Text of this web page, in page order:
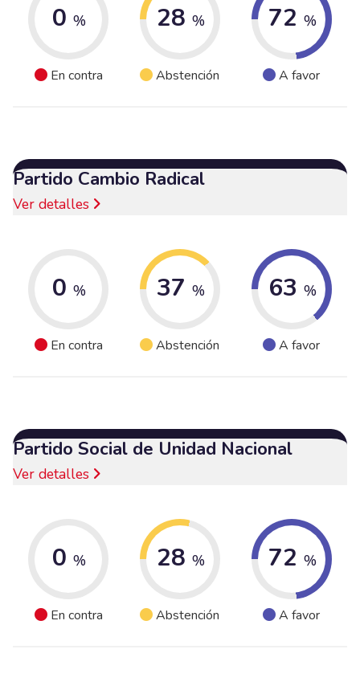
0 %
En contra
28 %
Abstención
72 %
A favor
Partido Cambio Radical
Ver detalles
0 %
En contra
37 %
Abstención
63 %
A favor
Partido Social de Unidad Nacional
Ver detalles
0 %
En contra
28 %
Abstención
72 %
A favor